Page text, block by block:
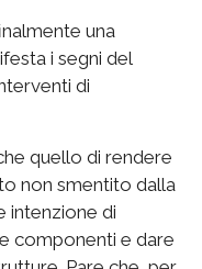
una
i segni del
di
quello di rendere
non smentito dalla
intenzione di
componenti e dare